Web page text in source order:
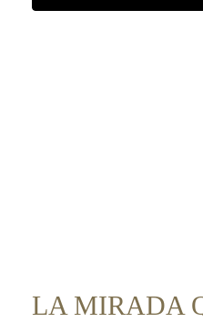
LA MIRADA